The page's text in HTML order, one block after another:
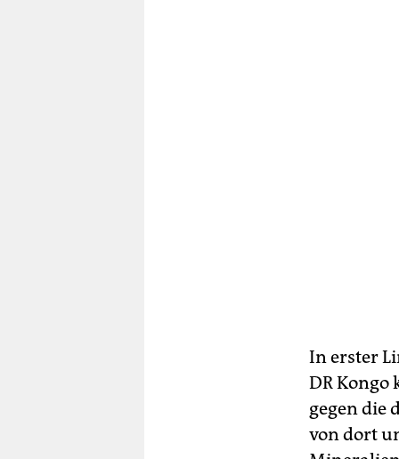
In erster
DR Kongo
gegen die
von dort